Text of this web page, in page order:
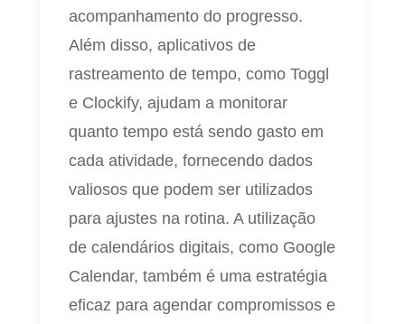
acompanhamento do progresso.
Além disso, aplicativos de
rastreamento de tempo, como Toggl
e Clockify, ajudam a monitorar
quanto tempo está sendo gasto em
cada atividade, fornecendo dados
valiosos que podem ser utilizados
para ajustes na rotina. A utilização
de calendários digitais, como Google
Calendar, também é uma estratégia
eficaz para agendar compromissos e